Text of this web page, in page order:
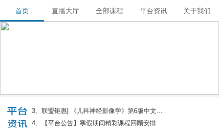
首页 直播大厅 全部课程 平台资讯 关于我们
3、联盟钜惠| 《儿科神经影像学》第6版中文版
（战跃福、赵鑫、干芸根主译）
4、【平台公告】寒假期间精彩课程回顾安排
5、【平台公告】2022暑期精彩课程回顾安排